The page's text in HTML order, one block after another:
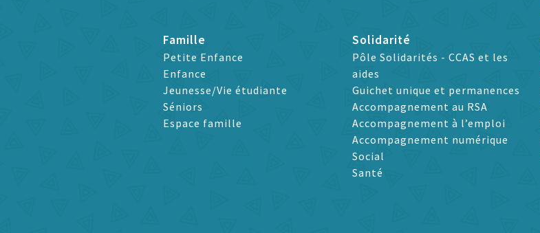
Famille
Petite Enfance
Enfance
Jeunesse/Vie étudiante
Séniors
Espace famille
Solidarité
Pôle Solidarités - CCAS et les
aides
Guichet unique et permanences
Accompagnement au RSA
Accompagnement à l’emploi
Accompagnement numérique
Social
Santé